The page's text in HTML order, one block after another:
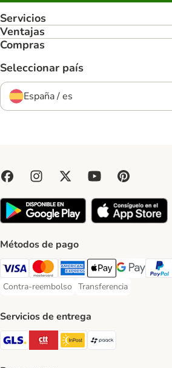
Servicios
Ventajas
Compras
Seleccionar país
España / es
Métodos de pago
Visa Payment Method
Mastercard Payment Method
American Express Payment
Apple Pay Payment
Google Pay
Contra-reembolso
Contra-reembolso Payment Method
Transferencia
Transferencia Payment
Servicios de entrega
GLS Shipping Method
CTTExpress Shipping Method
InPost Shipping
paack